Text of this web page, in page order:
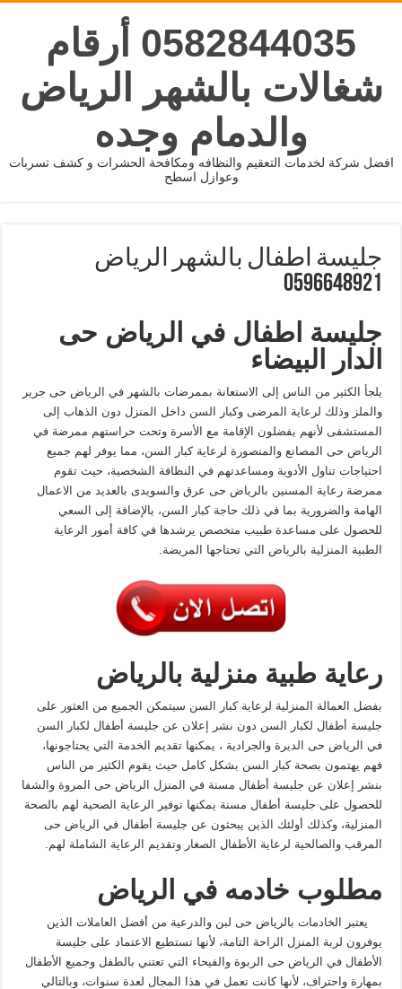
0582844035 أرقام
شغالات بالشهر الرياض
والدمام وجده
افضل شركة لخدمات التعقيم والنظافه ومكافحة الحشرات و كشف تسربات
وعوازل اسطح
جليسة اطفال بالشهر الرياض
0596648921
جليسة اطفال في الرياض حى
الدار البيضاء
يلجأ الكثير من الناس إلى الاستعانة بممرضات بالشهر في الرياض حى جرير
والملز وذلك لرعاية المرضى وكبار السن داخل المنزل دون الذهاب إلى
المستشفى لأنهم يفضلون الإقامة مع الأسرة وتحت حراستهم ممرضة في
الرياض حى المصانع والمنصورة لرعاية كبار السن، مما يوفر لهم جميع
احتياجات تناول الأدوية ومساعدتهم في النظافة الشخصية، حيث تقوم
ممرضة رعاية المسنين بالرياض حى عرق والسويدى بالعديد من الاعمال
الهامة والضرورية بما في ذلك حاجة كبار السن، بالإضافة إلى السعي
للحصول على مساعدة طبيب متخصص يرشدها في كافة أمور الرعاية
الطبية المنزلية بالرياض التي تحتاجها المريضة.
رعاية طبية منزلية بالرياض
بفضل العمالة المنزلية لرعاية كبار السن سيتمكن الجميع من العثور على
جليسة أطفال لكبار السن دون نشر إعلان عن جليسة أطفال لكبار السن
في الرياض حى الديرة والجرادية ، يمكنها تقديم الخدمة التي يحتاجونها،
فهم يهتمون بصحة كبار السن بشكل كامل حيث يقوم الكثير من الناس
بنشر إعلان عن جليسة أطفال مسنة في المنزل الرياض حى المروة والشفا
للحصول على جليسة أطفال مسنة يمكنها توفير الرعاية الصحية لهم بالصحة
المنزلية، وكذلك أولئك الذين يبحثون عن جليسة أطفال في الرياض حى
المرقب والصالحية لرعاية الأطفال الصغار وتقديم الرعاية الشاملة لهم.
مطلوب خادمه في الرياض
يعتبر الخادمات بالرياض حى لبن والدرعية من أفضل العاملات الذين
يوفرون لربة المنزل الراحة التامة، لأنها تستطيع الاعتماد على جليسة
الأطفال في الرياض حى الربوة والفيحاء التي تعتني بالطفل وجميع الأطفال
بمهارة واحتراف، لأنها كانت تعمل في هذا المجال لعدة سنوات، وبالتالي